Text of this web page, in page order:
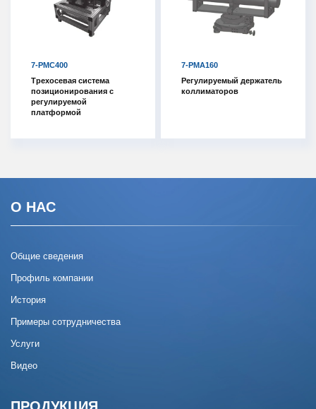
7-PMC400
Трехосевая система
позиционирования с
регулируемой
платформой
7-PMA160
Регулируемый держатель
коллиматоров
О НАС
Общие сведения
Профиль компании
История
Примеры сотрудничества
Услуги
Видео